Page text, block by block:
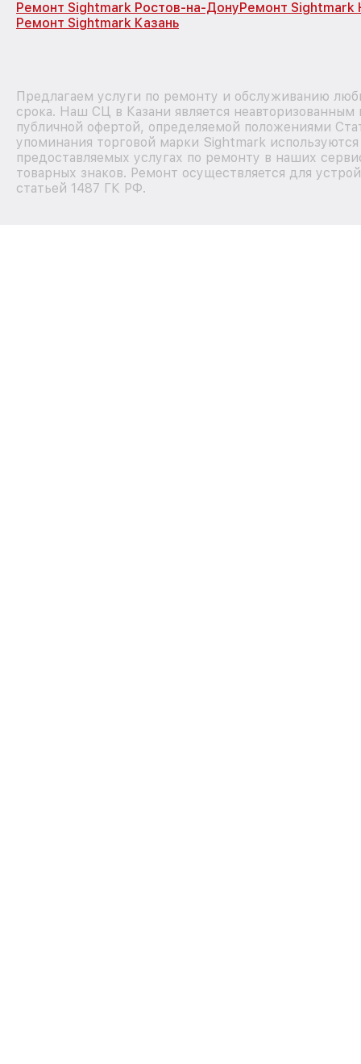
Ремонт Sightmark Ростов-на-ДонуРемонт
Ремонт Sightmark Казань
Предлагаем услуги по ремонту и обслуживанию
срока. Наш СЦ в Казани является
публичной офертой, определяемой положениями
упоминания торговой марки Sightmark
предоставляемых услугах по ремонту в наших
товарных знаков. Ремонт осуществляется для
статьей 1487 ГК РФ.